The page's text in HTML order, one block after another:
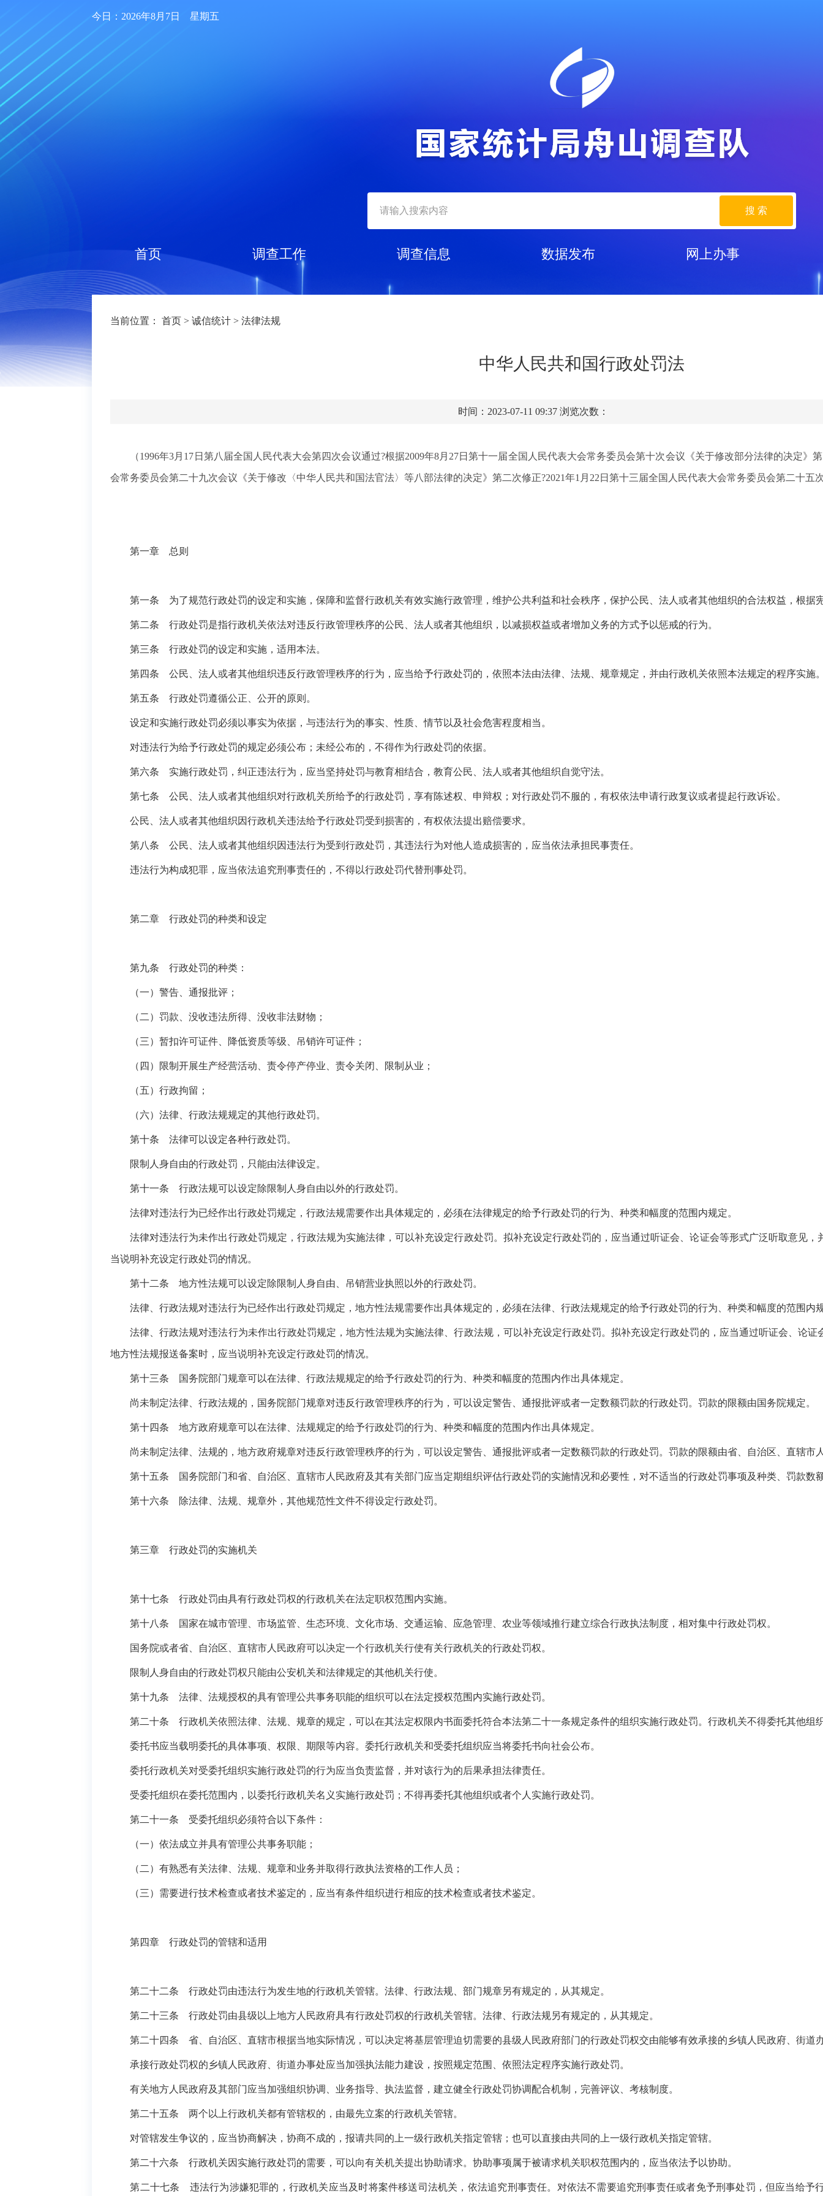
今日：2026年8月7日 星期五
搜 索
首页 调查工作 调查信息 数据发布 网上办事
当前位置： 首页 > 诚信统计 > 法律法规
中华人民共和国行政处罚法
时间：2023-07-11 09:37 浏览次数：
（1996年3月17日第八届全国人民代表大会第四次会议通过?根据2009年8月27日第十一届全国人民代表大会常务委员会第十次会议《关于修改部分法律的决定》
会常务委员会第二十九次会议《关于修改〈中华人民共和国法官法〉等八部法律的决定》第二次修正?2021年1月22日第十三届全国人民代表大会常务委员会第二十五
第一章 总则
第一条 为了规范行政处罚的设定和实施，保障和监督行政机关有效实施行政管理，维护公共利益和社会秩序，保护公民、法人或者其他组织的合法权益，根据
第二条 行政处罚是指行政机关依法对违反行政管理秩序的公民、法人或者其他组织，以减损权益或者增加义务的方式予以惩戒的行为。
第三条 行政处罚的设定和实施，适用本法。
第四条 公民、法人或者其他组织违反行政管理秩序的行为，应当给予行政处罚的，依照本法由法律、法规、规章规定，并由行政机关依照本法规定的程序实施
第五条 行政处罚遵循公正、公开的原则。
设定和实施行政处罚必须以事实为依据，与违法行为的事实、性质、情节以及社会危害程度相当。
对违法行为给予行政处罚的规定必须公布；未经公布的，不得作为行政处罚的依据。
第六条 实施行政处罚，纠正违法行为，应当坚持处罚与教育相结合，教育公民、法人或者其他组织自觉守法。
第七条 公民、法人或者其他组织对行政机关所给予的行政处罚，享有陈述权、申辩权；对行政处罚不服的，有权依法申请行政复议或者提起行政诉讼。
公民、法人或者其他组织因行政机关违法给予行政处罚受到损害的，有权依法提出赔偿要求。
第八条 公民、法人或者其他组织因违法行为受到行政处罚，其违法行为对他人造成损害的，应当依法承担民事责任。
违法行为构成犯罪，应当依法追究刑事责任的，不得以行政处罚代替刑事处罚。
第二章 行政处罚的种类和设定
第九条 行政处罚的种类：
（一）警告、通报批评；
（二）罚款、没收违法所得、没收非法财物；
（三）暂扣许可证件、降低资质等级、吊销许可证件；
（四）限制开展生产经营活动、责令停产停业、责令关闭、限制从业；
（五）行政拘留；
（六）法律、行政法规规定的其他行政处罚。
第十条 法律可以设定各种行政处罚。
限制人身自由的行政处罚，只能由法律设定。
第十一条 行政法规可以设定除限制人身自由以外的行政处罚。
法律对违法行为已经作出行政处罚规定，行政法规需要作出具体规定的，必须在法律规定的给予行政处罚的行为、种类和幅度的范围内规定。
法律对违法行为未作出行政处罚规定，行政法规为实施法律，可以补充设定行政处罚。拟补充设定行政处罚的，应当通过听证会、论证会等形式广泛听取意见，
当说明补充设定行政处罚的情况。
第十二条 地方性法规可以设定除限制人身自由、吊销营业执照以外的行政处罚。
法律、行政法规对违法行为已经作出行政处罚规定，地方性法规需要作出具体规定的，必须在法律、行政法规规定的给予行政处罚的行为、种类和幅度的范围内
法律、行政法规对违法行为未作出行政处罚规定，地方性法规为实施法律、行政法规，可以补充设定行政处罚。拟补充设定行政处罚的，应当通过听证会、论证
地方性法规报送备案时，应当说明补充设定行政处罚的情况。
第十三条 国务院部门规章可以在法律、行政法规规定的给予行政处罚的行为、种类和幅度的范围内作出具体规定。
尚未制定法律、行政法规的，国务院部门规章对违反行政管理秩序的行为，可以设定警告、通报批评或者一定数额罚款的行政处罚。罚款的限额由国务院规定。
第十四条 地方政府规章可以在法律、法规规定的给予行政处罚的行为、种类和幅度的范围内作出具体规定。
尚未制定法律、法规的，地方政府规章对违反行政管理秩序的行为，可以设定警告、通报批评或者一定数额罚款的行政处罚。罚款的限额由省、自治区、直辖市
第十五条 国务院部门和省、自治区、直辖市人民政府及其有关部门应当定期组织评估行政处罚的实施情况和必要性，对不适当的行政处罚事项及种类、罚款数
第十六条 除法律、法规、规章外，其他规范性文件不得设定行政处罚。
第三章 行政处罚的实施机关
第十七条 行政处罚由具有行政处罚权的行政机关在法定职权范围内实施。
第十八条 国家在城市管理、市场监管、生态环境、文化市场、交通运输、应急管理、农业等领域推行建立综合行政执法制度，相对集中行政处罚权。
国务院或者省、自治区、直辖市人民政府可以决定一个行政机关行使有关行政机关的行政处罚权。
限制人身自由的行政处罚权只能由公安机关和法律规定的其他机关行使。
第十九条 法律、法规授权的具有管理公共事务职能的组织可以在法定授权范围内实施行政处罚。
第二十条 行政机关依照法律、法规、规章的规定，可以在其法定权限内书面委托符合本法第二十一条规定条件的组织实施行政处罚。行政机关不得委托其他组
委托书应当载明委托的具体事项、权限、期限等内容。委托行政机关和受委托组织应当将委托书向社会公布。
委托行政机关对受委托组织实施行政处罚的行为应当负责监督，并对该行为的后果承担法律责任。
受委托组织在委托范围内，以委托行政机关名义实施行政处罚；不得再委托其他组织或者个人实施行政处罚。
第二十一条 受委托组织必须符合以下条件：
（一）依法成立并具有管理公共事务职能；
（二）有熟悉有关法律、法规、规章和业务并取得行政执法资格的工作人员；
（三）需要进行技术检查或者技术鉴定的，应当有条件组织进行相应的技术检查或者技术鉴定。
第四章 行政处罚的管辖和适用
第二十二条 行政处罚由违法行为发生地的行政机关管辖。法律、行政法规、部门规章另有规定的，从其规定。
第二十三条 行政处罚由县级以上地方人民政府具有行政处罚权的行政机关管辖。法律、行政法规另有规定的，从其规定。
第二十四条 省、自治区、直辖市根据当地实际情况，可以决定将基层管理迫切需要的县级人民政府部门的行政处罚权交由能够有效承接的乡镇人民政府、街道
承接行政处罚权的乡镇人民政府、街道办事处应当加强执法能力建设，按照规定范围、依照法定程序实施行政处罚。
有关地方人民政府及其部门应当加强组织协调、业务指导、执法监督，建立健全行政处罚协调配合机制，完善评议、考核制度。
第二十五条 两个以上行政机关都有管辖权的，由最先立案的行政机关管辖。
对管辖发生争议的，应当协商解决，协商不成的，报请共同的上一级行政机关指定管辖；也可以直接由共同的上一级行政机关指定管辖。
第二十六条 行政机关因实施行政处罚的需要，可以向有关机关提出协助请求。协助事项属于被请求机关职权范围内的，应当依法予以协助。
第二十七条 违法行为涉嫌犯罪的，行政机关应当及时将案件移送司法机关，依法追究刑事责任。对依法不需要追究刑事责任或者免予刑事处罚，但应当给予